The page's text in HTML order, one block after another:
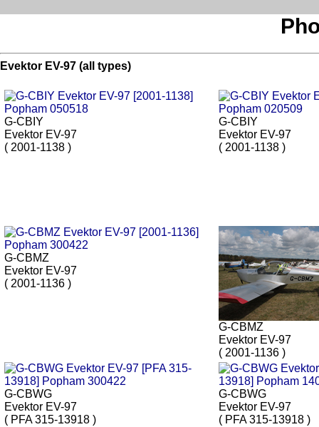
Evektor EV-97 (all types)
G-CBIY
Evektor EV-97
( 2001-1138 )
G-CBIY
Evektor EV-97
( 2001-1138 )
G-CBMZ
Evektor EV-97
( 2001-1136 )
G-CBMZ
Evektor EV-97
( 2001-1136 )
G-CBWG
Evektor EV-97
( PFA 315-13918 )
G-CBWG
Evektor EV-97
( PFA 315-13918 )